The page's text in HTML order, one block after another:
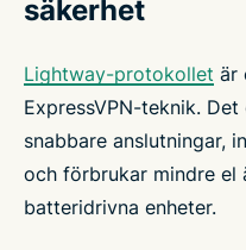
säkerhet
Lightway-protokollet är
ExpressVPN-teknik.
snabbare anslutningar,
och förbrukar mindre
batteridrivna enheter.